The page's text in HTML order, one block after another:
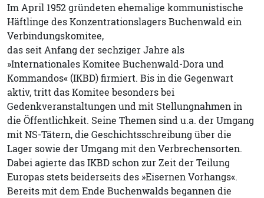
Im April 1952 gründeten ehemalige kommunistische
Häftlinge des Konzentrationslagers Buchenwald ein
Verbindungskomitee,
das seit Anfang der sechziger Jahre als
»Internationales Komitee Buchenwald-Dora und
Kommandos« (IKBD) firmiert. Bis in die Gegenwart
aktiv, tritt das Komitee besonders bei
Gedenkveranstaltungen und mit Stellungnahmen in
die Öffentlichkeit. Seine Themen sind u.a. der Umgang
mit NS-Tätern, die Geschichtsschreibung über die
Lager sowie der Umgang mit den Verbrechensorten.
Dabei agierte das IKBD schon zur Zeit der Teilung
Europas stets beiderseits des »Eisernen Vorhangs«.
Bereits mit dem Ende Buchenwalds begannen die